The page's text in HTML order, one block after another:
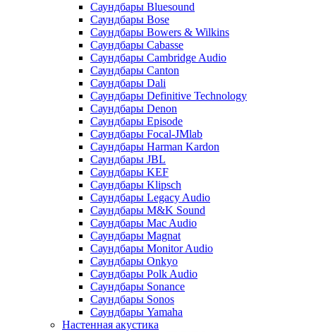
Саундбары Bluesound
Саундбары Bose
Саундбары Bowers & Wilkins
Саундбары Cabasse
Саундбары Cambridge Audio
Саундбары Canton
Саундбары Dali
Саундбары Definitive Technology
Саундбары Denon
Саундбары Episode
Саундбары Focal-JMlab
Саундбары Harman Kardon
Саундбары JBL
Саундбары KEF
Саундбары Klipsch
Саундбары Legacy Audio
Саундбары M&K Sound
Саундбары Mac Audio
Саундбары Magnat
Саундбары Monitor Audio
Саундбары Onkyo
Саундбары Polk Audio
Саундбары Sonance
Саундбары Sonos
Саундбары Yamaha
Настенная акустика